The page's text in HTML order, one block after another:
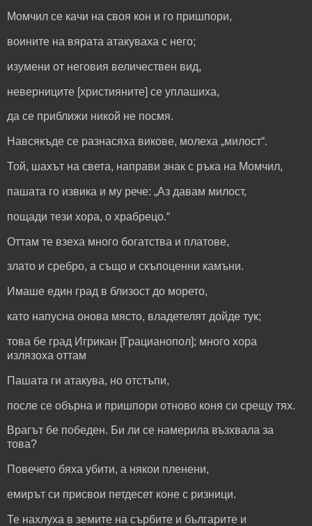
Момчил се качи на своя кон и го пришпори,
воините на вярата атакуваха с него;
изумени от неговия величествен вид,
неверниците [християните] се уплашиха,
да се приближи никой не посмя.
Навсякъде се разнасяха викове, молеха „милост“.
Той, шахът на света, направи знак с ръка на Момчил,
пашата го извика и му рече: „Аз давам милост,
пощади тези хора, ο храбрецо.“
Оттам те взеха много богатства и платове,
злато и сребро, а също и скъпоценни камъни.
Имаше един град в близост до морето,
като напусна онова място, владетелят дойде тук;
това бе град Игрикан [Грацианопол]; много хора
излязоха оттам
Пашата ги атакува, но отстъпи,
после се обърна и пришпори отново коня си срещу тях.
Врагът бе победен. Би ли се намерила възхвала за
това?
Повечето бяха убити, а някои пленени,
емирът си присвои петдесет коне с ризници.
Те нахлуха в земите на сърбите и българите и